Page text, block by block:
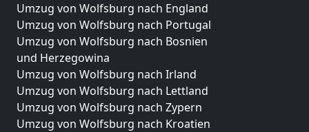
Umzug von Wolfsburg nach England
Umzug von Wolfsburg nach Portugal
Umzug von Wolfsburg nach Bosnien
und Herzegowina
Umzug von Wolfsburg nach Irland
Umzug von Wolfsburg nach Lettland
Umzug von Wolfsburg nach Zypern
Umzug von Wolfsburg nach Kroatien